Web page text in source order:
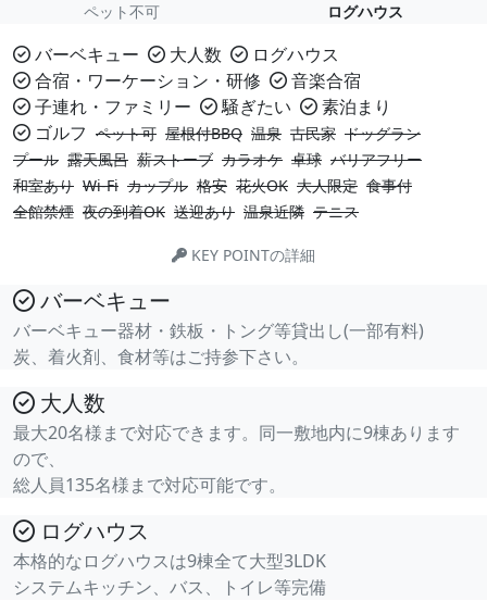
ペット不可 ログハウス
バーベキュー 大人数
ログハウス
合宿・ワーケーション・研修
音楽合宿
子連れ・ファミリー
騒ぎたい
素泊まり
ゴルフ ペット可 屋根付BBQ 温泉 古民家 ドッグラン
プール 露天風呂 薪ストーブ カラオケ 卓球 バリアフリー
和室あり Wi-Fi カップル 格安 花火OK 大人限定 食事付
全館禁煙 夜の到着OK 送迎あり 温泉近隣 テニス
KEY POINTの詳細
バーベキュー
バーベキュー器材・鉄板・トング等貸出し(一部有料)
炭、着火剤、食材等はご持参下さい。
大人数
最大20名様まで対応できます。同一敷地内に9棟あります
ので、
総人員135名様まで対応可能です。
ログハウス
本格的なログハウスは9棟全て大型3LDK
システムキッチン、バス、トイレ等完備